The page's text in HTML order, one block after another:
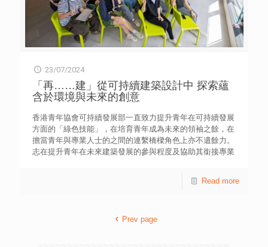
23/07/2024
「再……建」從可持續建築設計中 探索蘊
含於環境與未來的創意
香港青年協會可持續發展部一直致力提升青年在可持續發展
方面的「綠色技能」，在培育青年成為未來的領袖之餘，在
擔當青年與專業人士的之間的連繫橋樑角色上亦不遺餘力。
志在提升青年在未來建築發展的參與程度及協助其銜接專業
作坊 2024」活動。有來自14間中學逾50位同學參與。是次
合多場專家分享會、午餐對談、建築設計工作坊、提案分享
Read more
Prev page